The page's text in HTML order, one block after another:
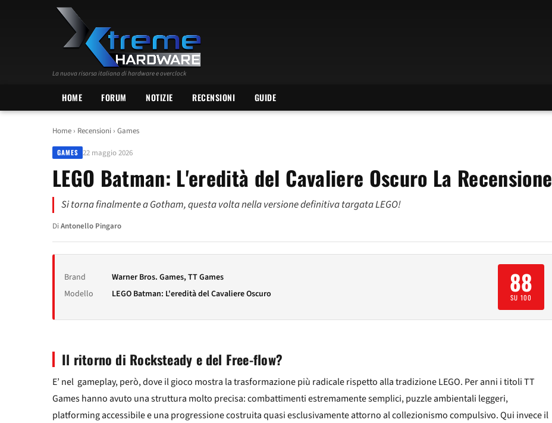
La nuova risorsa italiana di hardware e overclock
HOME FORUM NOTIZIE RECENSIONI GUIDE
Home › Recensioni › Games
GAMES 22 maggio 2026
LEGO Batman: L'eredità del Cavaliere Oscuro La Recensione
Si torna finalmente a Gotham, questa volta nella versione definitiva targata LEGO!
DiAntonello Pingaro
Brand
Warner Bros. Games, TT Games
Modello
LEGO Batman: L'eredità del Cavaliere Oscuro 88
SU 100
Il ritorno di Rocksteady e del Free-flow?
E’ nel gameplay, però, dove il gioco mostra la trasformazione più radicale rispetto alla tradizione LEGO. Per anni i titoli TT
Games hanno avuto una struttura molto precisa: combattimenti estremamente semplici, puzzle ambientali leggeri,
platforming accessibile e una progressione costruita quasi esclusivamente attorno al collezionismo compulsivo. Qui invece il